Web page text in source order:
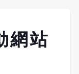
網站